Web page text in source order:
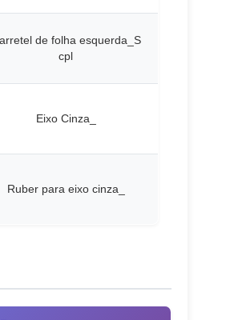
de folha esquerda_S
cpl
Eixo Cinza_
Ruber para eixo cinza_